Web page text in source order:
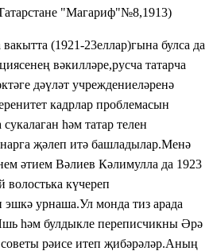
"Магариф"№8,1913)
(1921-23еллар)гына булса да
вәкилләре,русча татарча
дәүләт учреждениеләренә
кадрлар проблемасын
һәм татар телен
җәлеп итә башладылар.Менә
әтием Вәлиев Кәлимулла да 1923
волостька күчереп
эшкә урнаша.Ул монда тиз арада
һәм булдыкле переписчикны Әрә
рәисе итеп җибәрәләр.Аның